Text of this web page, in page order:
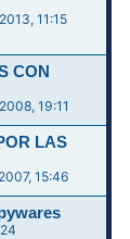
11:15
CON
19:11
LAS
15:46